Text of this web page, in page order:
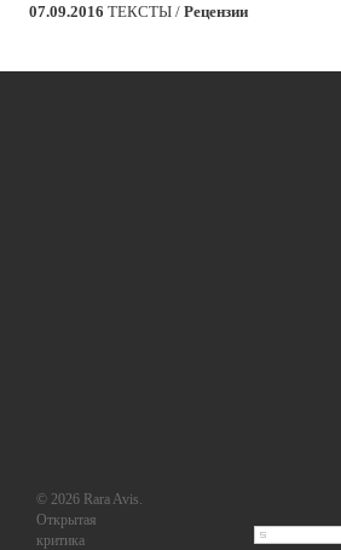
07.09.2016 ТЕКСТЫ / Рецензии
© 2026 Rara Avis.
Открытая
критика